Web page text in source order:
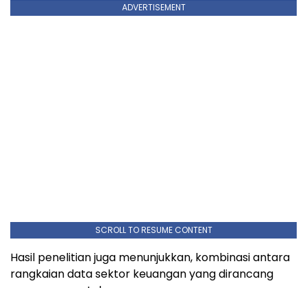
ADVERTISEMENT
SCROLL TO RESUME CONTENT
Hasil penelitian juga menunjukkan, kombinasi antara
rangkaian data sektor keuangan yang dirancang